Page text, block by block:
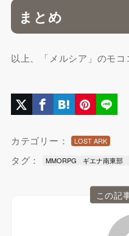
まとめ
以上、「メルシア」のモコ
カテゴリー： LOST ARK
タグ： MMORPG ギエナ南東部
この記